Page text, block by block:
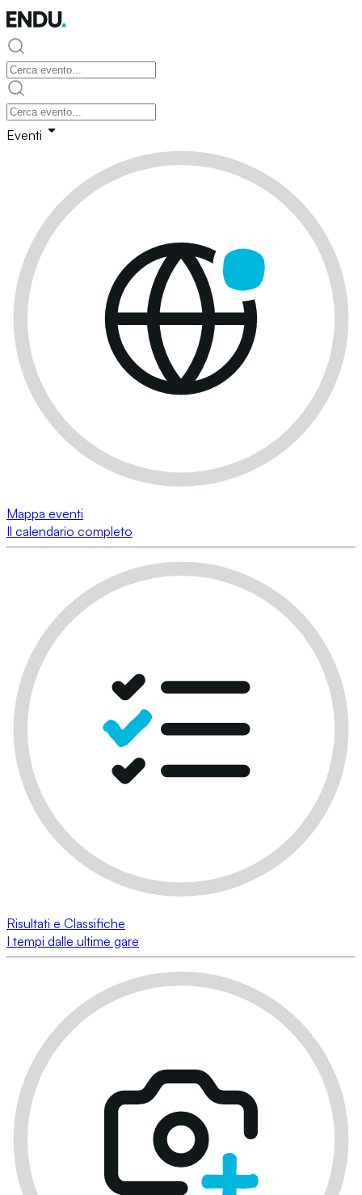
Eventi
Mappa eventi
Il calendario completo
Risultati e Classifiche
I tempi dalle ultime gare